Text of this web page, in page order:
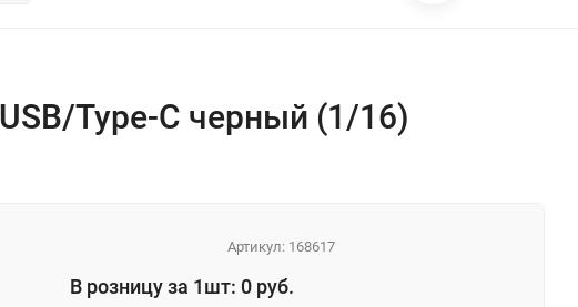
Type-C черный (1/16)
Артикул: 168617
В розницу за 1шт: 0 руб.